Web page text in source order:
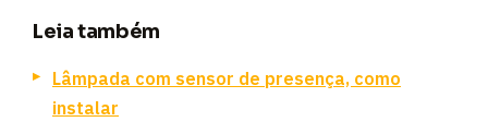
Leia também
Lâmpada com sensor de presença, como
instalar